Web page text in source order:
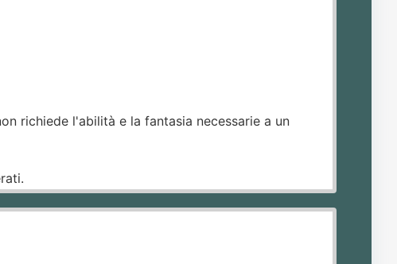
richiede l'abilità e la fantasia necessarie a un